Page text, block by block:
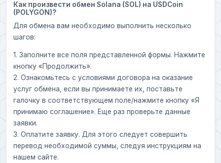
Как произвести обмен Solana (SOL) на USDCoin
(POLYGON)?
Для обмена вам необходимо выполнить несколько
шагов:
1. Заполните все поля представленной формы. Нажмите
кнопку «Продолжить».
2. Ознакомьтесь с условиями договора на оказание
услуг обмена, если вы принимаете их, поставьте
галочку в соответствующем поле/нажмите кнопку «Я
принимаю соглашение». Еще раз проверьте данные
заявки.
3. Оплатите заявку. Для этого следует совершить
перевод необходимой суммы, следуя инструкциям на
нашем сайте.